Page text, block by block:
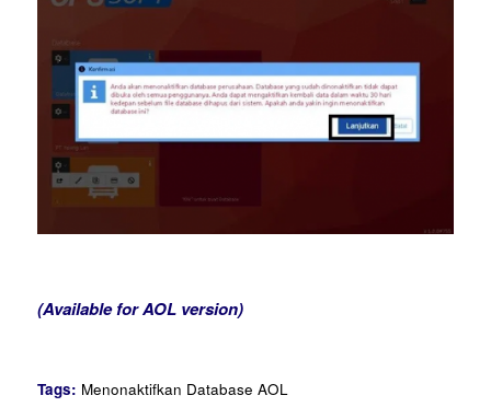
(Available for AOL version)
Tags: Menonaktifkan Database AOL